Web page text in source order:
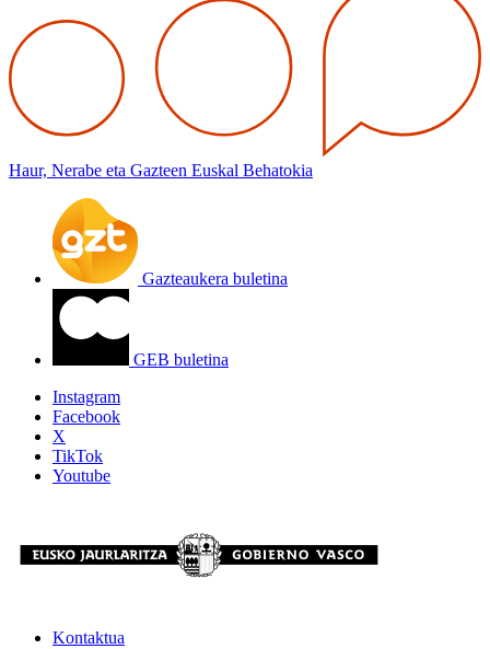
Haur, Nerabe eta Gazteen Euskal Behatokia
Gazteaukera buletina
GEB buletina
Instagram
Facebook
X
TikTok
Youtube
Kontaktua